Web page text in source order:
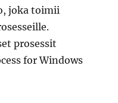
joka toimii
prosessit
for Windows